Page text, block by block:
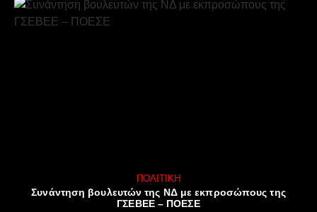
ΠΟΛΙΤΙΚΉ
Συνάντηση βουλευτών της ΝΔ με εκπροσώπους της
ΓΣΕΒΕΕ – ΠΟΕΣΕ